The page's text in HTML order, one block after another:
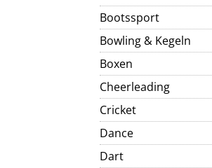
Bootssport
Bowling & Kegeln
Boxen
Cheerleading
Cricket
Dance
Dart